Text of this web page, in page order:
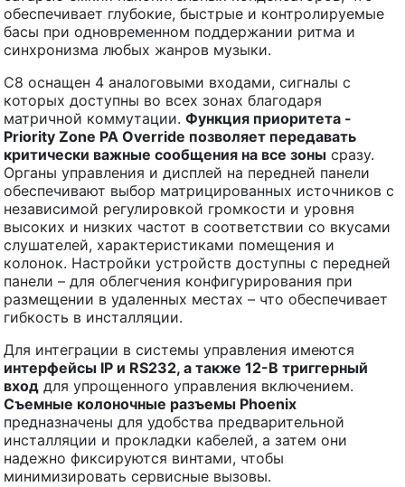
обеспечивает глубокие, быстрые и контролируемые
басы при одновременном поддержании ритма и
синхронизма любых жанров музыки.
C8 оснащен 4 аналоговыми входами, сигналы с
которых доступны во всех зонах благодаря
матричной коммутации. Функция приоритета -
Priority Zone PA Override позволяет передавать
критически важные сообщения на все зоны сразу.
Органы управления и дисплей на передней панели
обеспечивают выбор матрицированных источников с
независимой регулировкой громкости и уровня
высоких и низких частот в соответствии со вкусами
слушателей, характеристиками помещения и
колонок. Настройки устройств доступны с передней
панели – для облегчения конфигурирования при
размещении в удаленных местах – что обеспечивает
гибкость в инсталляции.
Для интеграции в системы управления имеются
интерфейсы IP и RS232, а также 12-В триггерный
вход для упрощенного управления включением.
Съемные колоночные разъемы Phoenix
предназначены для удобства предварительной
инсталляции и прокладки кабелей, а затем они
надежно фиксируются винтами, чтобы
минимизировать сервисные вызовы.